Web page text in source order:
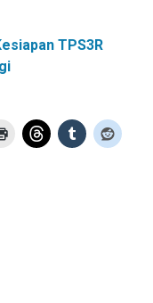
TPS3R